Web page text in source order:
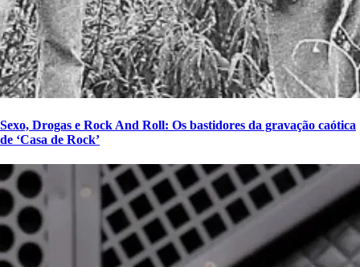
Sexo, Drogas e Rock And Roll: Os bastidores da gravação caótica
de ‘Casa de Rock’